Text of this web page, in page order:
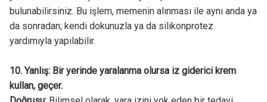
bulunabilirsiniz. Bu işlem, memenin alınması ile aynı anda ya
da sonradan; kendi dokunuzla ya da silikonprotez
yardımıyla yapılabilir.
10. Yanlış: Bir yerinde yaralanma olursa iz giderici krem
kullan, geçer.